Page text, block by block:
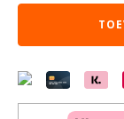
-
x
cm
aantal